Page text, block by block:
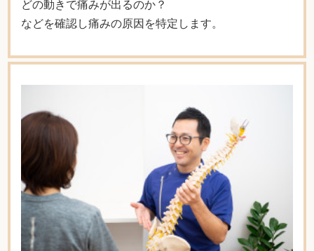
どの動きで痛みが出るのか？
などを確認し痛みの原因を特定します。